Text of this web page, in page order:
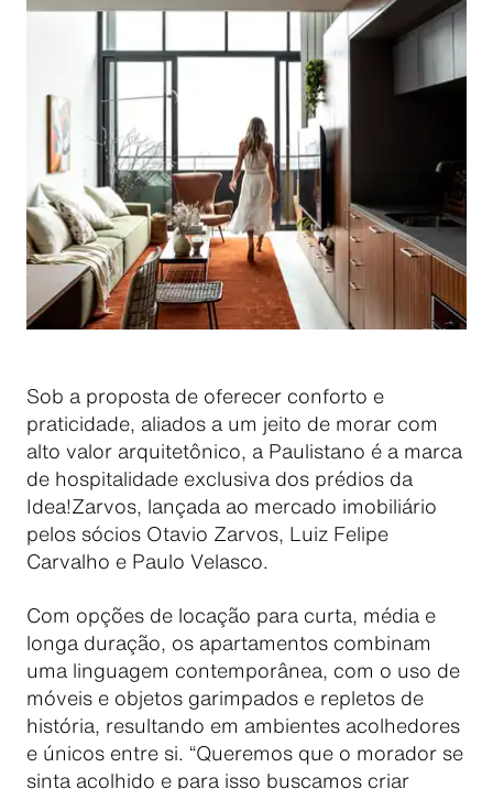
Sob a proposta de oferecer conforto e
praticidade, aliados a um jeito de morar com
alto valor arquitetônico, a Paulistano é a marca
de hospitalidade exclusiva dos prédios da
Idea!Zarvos, lançada ao mercado imobiliário
pelos sócios Otavio Zarvos, Luiz Felipe
Carvalho e Paulo Velasco.
Com opções de locação para curta, média e
longa duração, os apartamentos combinam
uma linguagem contemporânea, com o uso de
móveis e objetos garimpados e repletos de
história, resultando em ambientes acolhedores
e únicos entre si. “Queremos que o morador se
sinta acolhido e para isso buscamos criar